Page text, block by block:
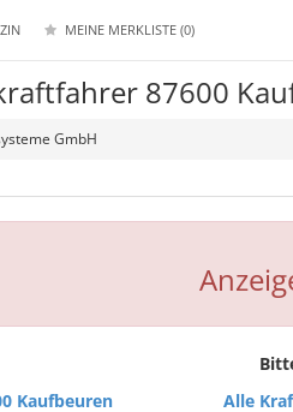
MEINE MERKLISTE (0)
87600
GmbH
Kaufbeuren
Alle